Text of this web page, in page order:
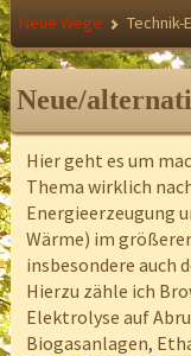
Neue Wege Technik-
Neue/
Hier geht es um
Thema wirklich
Energieerzeugung
Wärme) im
insbesondere auch
Hierzu zähle ich
Elektrolyse auf
Biogasanlagen,